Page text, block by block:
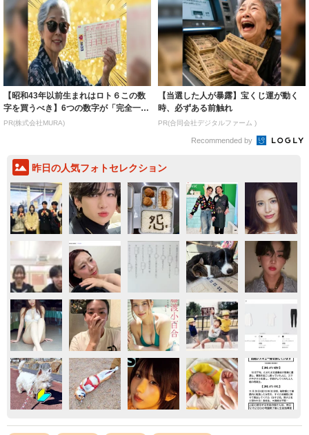
【昭和43年以前生まれはロト６この数
字を買うべき】6つの数字が「完全一
致」する方...
PR(株式会社MURA)
【当選した人が暴露】宝くじ運が動く
時、必ずある前触れ
PR(合同会社デジタルファーム )
Recommended by
昨日の人気フォトセレクション